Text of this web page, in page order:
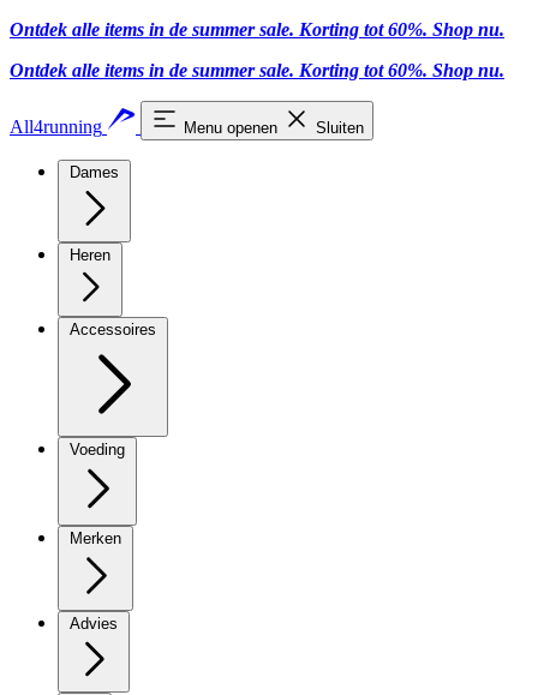
Ontdek alle items in de summer sale. Korting tot 60%. Shop nu.
Ontdek alle items in de summer sale. Korting tot 60%. Shop nu.
All4running Menu openen Sluiten
Dames
Heren
Accessoires
Voeding
Merken
Advies